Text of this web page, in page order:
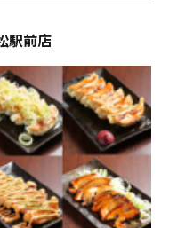
駅前店